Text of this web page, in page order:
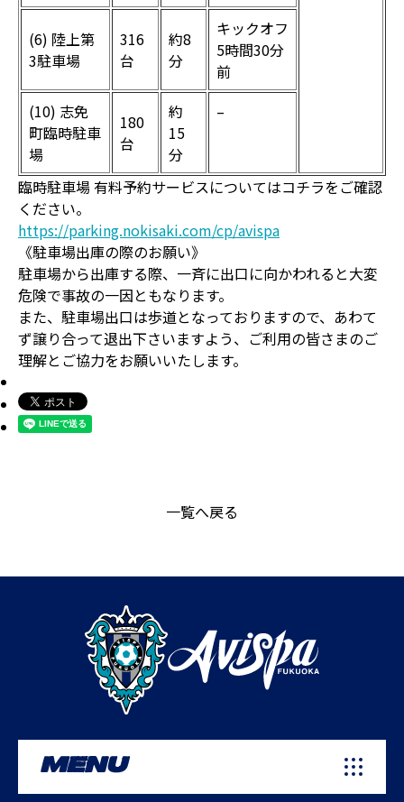
(6) 陸上第
3駐車場
316
台
約8
分
キックオフ
5時間30分
前
(10) 志免
町臨時駐車
場
180
台
約
15
分
–
臨時駐車場 有料予約サービスについてはコチラをご確認
ください。
https://parking.nokisaki.com/cp/avispa
《駐車場出庫の際のお願い》
駐車場から出庫する際、一斉に出口に向かわれると大変
危険で事故の一因ともなります。
また、駐車場出口は歩道となっておりますので、あわて
ず譲り合って退出下さいますよう、ご利用の皆さまのご
理解とご協力をお願いいたします。
一覧へ戻る
MENU